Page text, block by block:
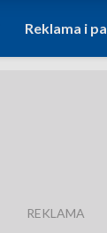
Reklama i